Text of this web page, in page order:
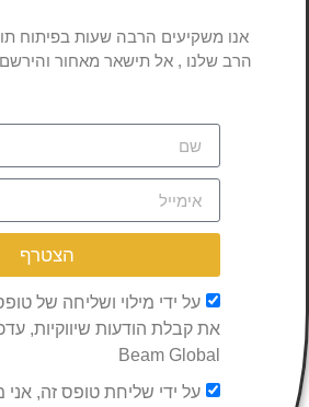
אנו משקיעים הרבה שעות בפיתוח
הרב שלנו , אל תישאר מאחור
על ידי מילוי ושליחה של
את קבלת הודעות שיווקיות,
Beam Global
על ידי שליחת טופס זה,
הצטרף